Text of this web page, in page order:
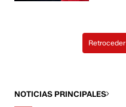
Retroceder
NOTICIAS PRINCIPALES